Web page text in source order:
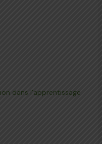
dans l'apprentissage